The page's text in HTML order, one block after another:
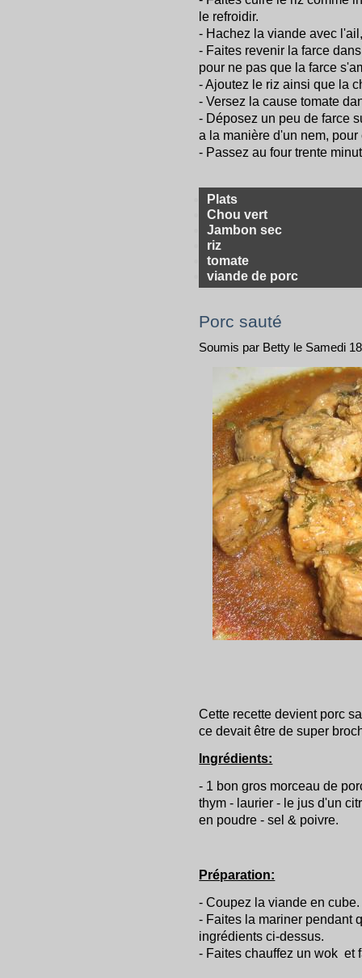
le refroidir.
- Hachez la viande avec
- Faites revenir la farce
pour ne pas que la farce
- Ajoutez le riz ainsi que la
- Versez la cause tomate
- Déposez un peu de farce
a la manière d'un nem,
- Passez au four trente
Plats
Chou vert
Jambon sec
riz
tomate
viande de porc
Porc sauté
Soumis par Betty le Samedi
Cette recette devient porc
ce devait être de super
Ingrédients:
- 1 bon gros morceau de
thym - laurier - le jus d'un
en poudre - sel & poivre.
Préparation:
- Coupez la viande en cube.
- Faites la mariner pendant
ingrédients ci-dessus.
- Faites chauffez un wok et